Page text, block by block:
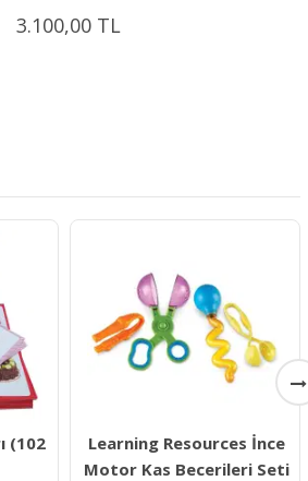
3.100,00 TL
(102
Learning Resources İnce
Motor Kas Becerileri Seti